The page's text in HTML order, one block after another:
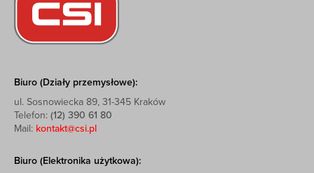
Biuro (Działy przemysłowe):
ul. Sosnowiecka 89, 31-345 Kraków
Telefon: (12) 390 61 80
Mail: kontakt@csi.pl
Biuro (Elektronika użytkowa):